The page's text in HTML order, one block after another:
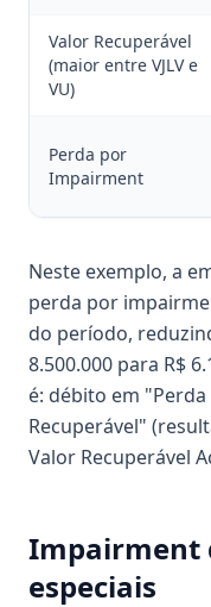
Valor Recuperável
(maior entre VJLV e
VU)
Perda por
Impairment
Neste exemplo, a
perda por
do período,
8.500.000 para R$
é: débito em
Recuperável"
Valor Recuperável
Impairment
especiais